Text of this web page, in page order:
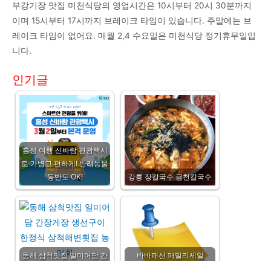
부강기장 맛집 미천식당의 영업시간은 10시부터 20시 30분까지
이며 15시부터 17시까지 브레이크 타임이 있습니다. 주말에는 브
레이크 타임이 없어요. 매월 2,4 수요일은 미천식당 정기휴무일입
니다.
인기글
홍성 여행 신바람 관광택시
로 가볍고 편하게! 반려동물
동반도 OK!
강릉 장칼국수 금천칼국수
동해 삼척맛집 일미어담 간
바바패션 패밀리세일